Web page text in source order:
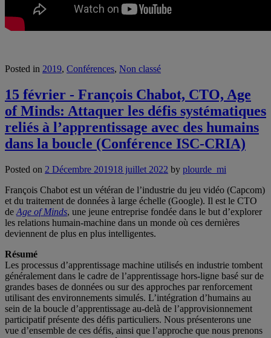
Posted in 2019, Conférences, Non classé
15 février - François Chabot, CTO, Age
of Minds: Attaquer les défis systématiques
reliés à l’apprentissage avec des humains
dans la boucle (Conférence ISC-CRIA)
Posted on 2 Décembre 201918 juillet 2022 by plourde_mi
François Chabot est un vétéran de l’industrie du jeu vidéo (Capcom)
et du traitement de données à large échelle (Google). Il est le CTO
de Age of Minds, une jeune entreprise fondée dans le but d’explorer
les relations humain-machine dans un monde où ces dernières
deviennent de plus en plus intelligentes.
Résumé
Les processus d’apprentissage machine utilisés en industrie tombent
généralement dans le cadre de l’apprentissage hors-ligne basé sur de
grandes bases de données ou sur des approches par renforcement
utilisant des environnements simulés. L’intégration d’humains au
sein de la boucle d’apprentissage au-delà de l’approvisionnement
participatif présente des défis particuliers. Nous présenterons une
vue d’ensemble de ces défis, ainsi que l’approche que nous prenons